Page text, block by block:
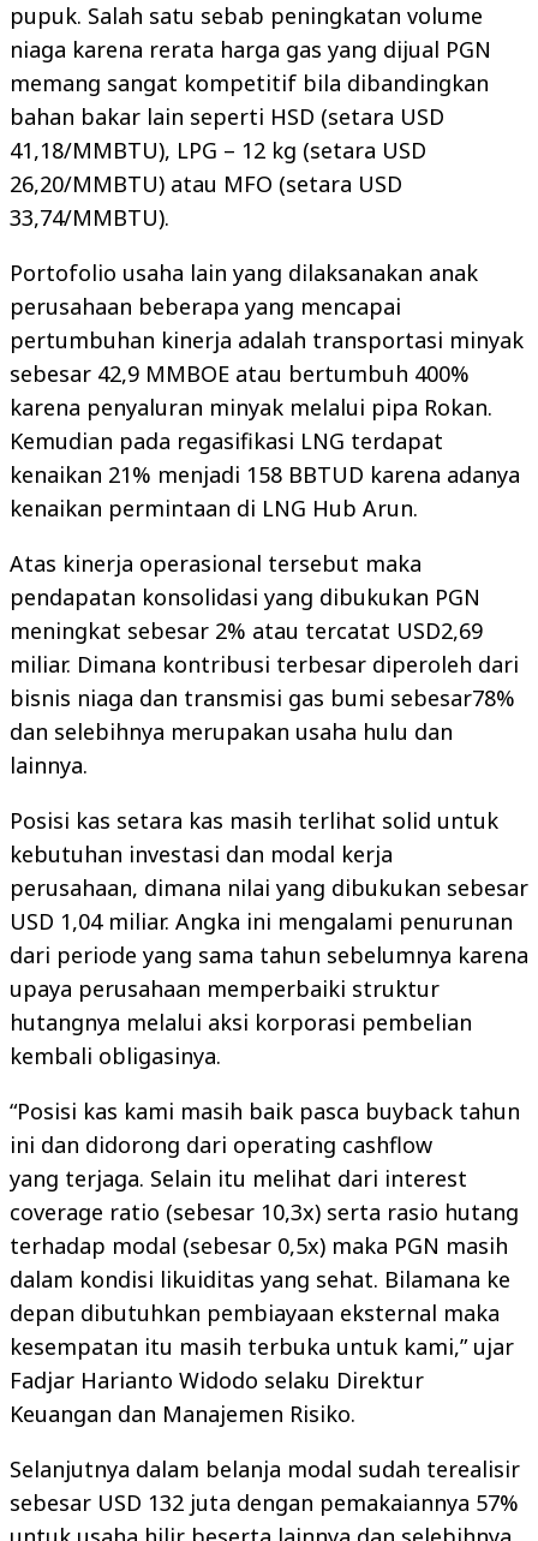
pupuk. Salah satu sebab peningkatan volume
niaga karena rerata harga gas yang dijual PGN
memang sangat kompetitif bila dibandingkan
bahan bakar lain seperti HSD (setara USD
41,18/MMBTU), LPG – 12 kg (setara USD
26,20/MMBTU) atau MFO (setara USD
33,74/MMBTU).
Portofolio usaha lain yang dilaksanakan anak
perusahaan beberapa yang mencapai
pertumbuhan kinerja adalah transportasi minyak
sebesar 42,9 MMBOE atau bertumbuh 400%
karena penyaluran minyak melalui pipa Rokan.
Kemudian pada regasifikasi LNG terdapat
kenaikan 21% menjadi 158 BBTUD karena adanya
kenaikan permintaan di LNG Hub Arun.
Atas kinerja operasional tersebut maka
pendapatan konsolidasi yang dibukukan PGN
meningkat sebesar 2% atau tercatat USD2,69
miliar. Dimana kontribusi terbesar diperoleh dari
bisnis niaga dan transmisi gas bumi sebesar78%
dan selebihnya merupakan usaha hulu dan
lainnya.
Posisi kas setara kas masih terlihat solid untuk
kebutuhan investasi dan modal kerja
perusahaan, dimana nilai yang dibukukan sebesar
USD 1,04 miliar. Angka ini mengalami penurunan
dari periode yang sama tahun sebelumnya karena
upaya perusahaan memperbaiki struktur
hutangnya melalui aksi korporasi pembelian
kembali obligasinya.
“Posisi kas kami masih baik pasca buyback tahun
ini dan didorong dari operating cashflow
yang terjaga. Selain itu melihat dari interest
coverage ratio (sebesar 10,3x) serta rasio hutang
terhadap modal (sebesar 0,5x) maka PGN masih
dalam kondisi likuiditas yang sehat. Bilamana ke
depan dibutuhkan pembiayaan eksternal maka
kesempatan itu masih terbuka untuk kami,” ujar
Fadjar Harianto Widodo selaku Direktur
Keuangan dan Manajemen Risiko.
Selanjutnya dalam belanja modal sudah terealisir
sebesar USD 132 juta dengan pemakaiannya 57%